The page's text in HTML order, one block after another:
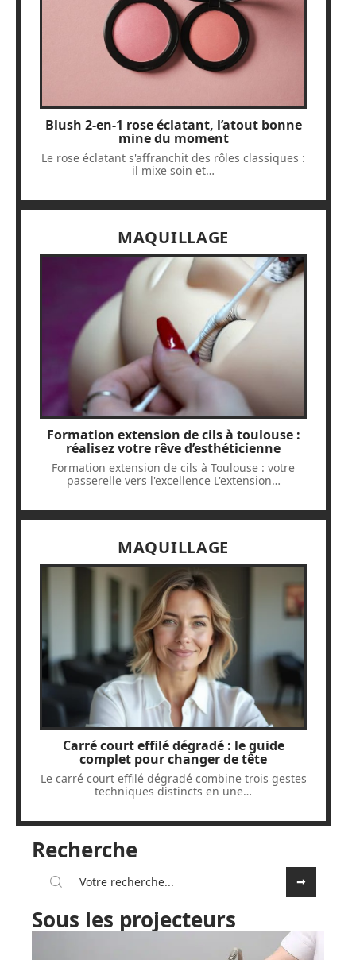
Blush 2-en-1 rose éclatant, l’atout bonne
mine du moment
Le rose éclatant s'affranchit des rôles classiques :
il mixe soin et…
MAQUILLAGE
Formation extension de cils à toulouse :
réalisez votre rêve d’esthéticienne
Formation extension de cils à Toulouse : votre
passerelle vers l'excellence L'extension…
MAQUILLAGE
Carré court effilé dégradé : le guide
complet pour changer de tête
Le carré court effilé dégradé combine trois gestes
techniques distincts en une…
Recherche
Sous les projecteurs